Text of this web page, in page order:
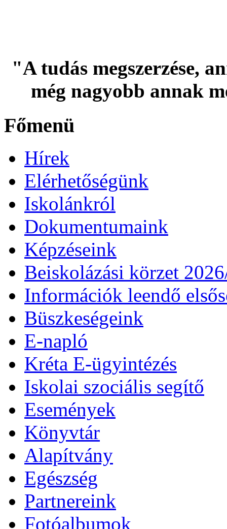
"A tudás megszerzése,
még nagyobb annak
Főmenü
Hírek
Elérhetőségünk
Iskolánkról
Dokumentumaink
Képzéseink
Beiskolázási körzet
Információk leendő
Büszkeségeink
E-napló
Kréta E-ügyintézés
Iskolai szociális segítő
Események
Könyvtár
Alapítvány
Egészség
Partnereink
Fotóalbumok